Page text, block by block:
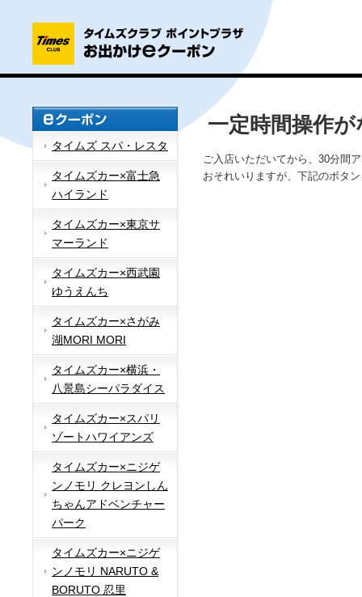
タイムズ スパ・レスタ
タイムズカー×富士急
ハイランド
タイムズカー×東京サ
マーランド
タイムズカー×西武園
ゆうえんち
タイムズカー×さがみ
湖MORI MORI
タイムズカー×横浜・
八景島シーパラダイス
タイムズカー×スパリ
ゾートハワイアンズ
タイムズカー×ニジゲ
ンノモリ クレヨンしん
ちゃんアドベンチャー
パーク
タイムズカー×ニジゲ
ンノモリ NARUTO &
BORUTO 忍里
一定時間操作
ご入店いただいてから、30分間
おそれいりますが、下記のボタ